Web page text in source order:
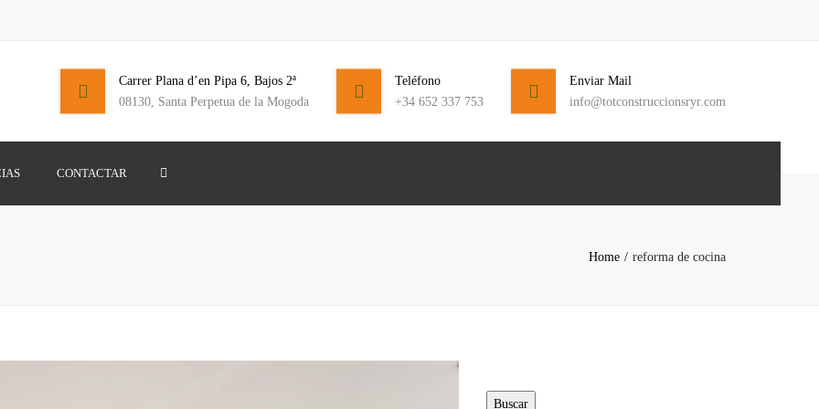
cocina
Carrer Plana d’en Pipa 6, Bajos 2ª
08130, Santa Perpetua de la Mogoda
Teléfono
+34 652 337 753
Enviar Mail
info@totconstruccionsryr.com
año
CONTACTAR
Home reforma de cocina